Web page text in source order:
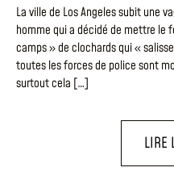
La ville de Los Angeles subit une
homme qui a décidé de mettre le
camps » de clochards qui «
toutes les forces de police sont
surtout cela […]
LIRE